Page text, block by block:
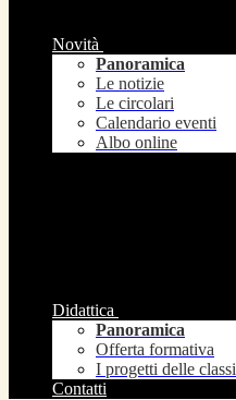
Novità
Panoramica
Le notizie
Le circolari
Calendario eventi
Albo online
Didattica
Panoramica
Offerta formativa
I progetti delle classi
Contatti